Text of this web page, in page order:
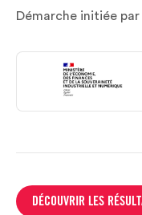
Démarche initiée par
DÉCOUVRIR LES